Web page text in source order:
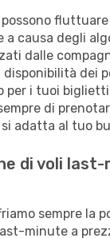
a causa degli
dalle
disponibilità dei
per i tuoi biglietti
di
adatta al tuo
di voli last-
sempre la
minute a